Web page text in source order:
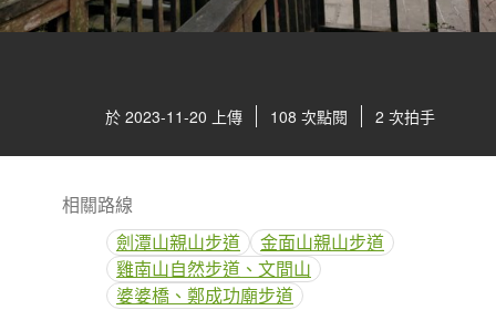
於 2023-11-20 上傳 108 次點閱 2 次拍手
相關路線
劍潭山親山步道
金面山親山步道
雞南山自然步道、文間山
婆婆橋、鄭成功廟步道